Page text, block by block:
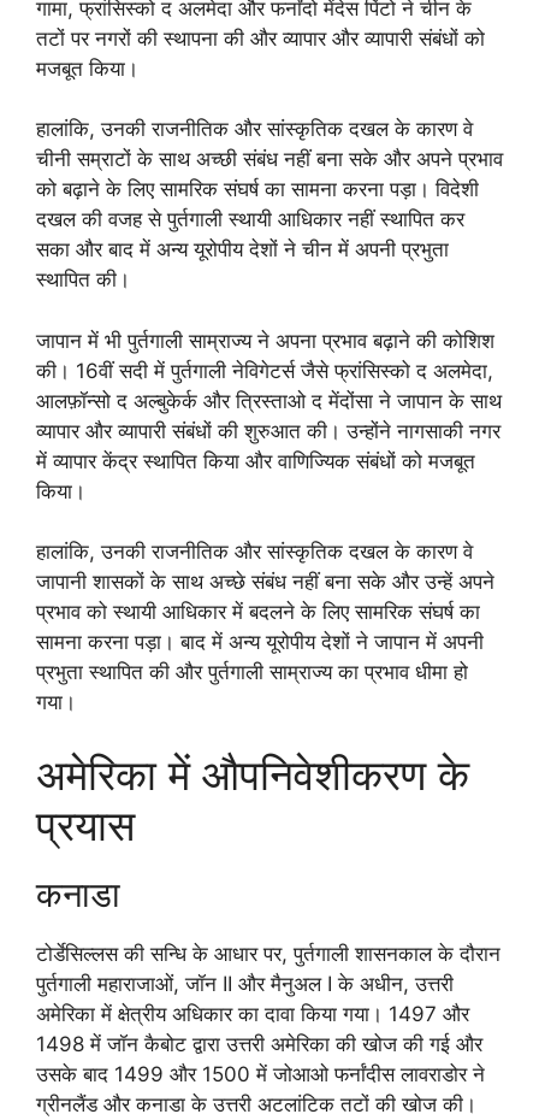
गामा, फ्रांसिस्को द अलमेदा और फर्नांदो मेंदेस पिंटो ने चीन के
तटों पर नगरों की स्थापना की और व्यापार और व्यापारी संबंधों को
मजबूत किया।
हालांकि, उनकी राजनीतिक और सांस्कृतिक दखल के कारण वे
चीनी सम्राटों के साथ अच्छी संबंध नहीं बना सके और अपने प्रभाव
को बढ़ाने के लिए सामरिक संघर्ष का सामना करना पड़ा। विदेशी
दखल की वजह से पुर्तगाली स्थायी आधिकार नहीं स्थापित कर
सका और बाद में अन्य यूरोपीय देशों ने चीन में अपनी प्रभुता
स्थापित की।
जापान में भी पुर्तगाली साम्राज्य ने अपना प्रभाव बढ़ाने की कोशिश
की। 16वीं सदी में पुर्तगाली नेविगेटर्स जैसे फ्रांसिस्को द अलमेदा,
आलफ़ॉन्सो द अल्बुकेर्क और त्रिस्ताओ द मेंदोंसा ने जापान के साथ
व्यापार और व्यापारी संबंधों की शुरुआत की। उन्होंने नागसाकी नगर
में व्यापार केंद्र स्थापित किया और वाणिज्यिक संबंधों को मजबूत
किया।
हालांकि, उनकी राजनीतिक और सांस्कृतिक दखल के कारण वे
जापानी शासकों के साथ अच्छे संबंध नहीं बना सके और उन्हें अपने
प्रभाव को स्थायी आधिकार में बदलने के लिए सामरिक संघर्ष का
सामना करना पड़ा। बाद में अन्य यूरोपीय देशों ने जापान में अपनी
प्रभुता स्थापित की और पुर्तगाली साम्राज्य का प्रभाव धीमा हो
गया।
अमेरिका में औपनिवेशीकरण के
प्रयास
कनाडा
टोर्डेसिल्लस की सन्धि के आधार पर, पुर्तगाली शासनकाल के दौरान
पुर्तगाली महाराजाओं, जॉन II और मैनुअल I के अधीन, उत्तरी
अमेरिका में क्षेत्रीय अधिकार का दावा किया गया। 1497 और
1498 में जॉन कैबोट द्वारा उत्तरी अमेरिका की खोज की गई और
उसके बाद 1499 और 1500 में जोआओ फर्नांदीस लावराडोर ने
ग्रीनलैंड और कनाडा के उत्तरी अटलांटिक तटों की खोज की।